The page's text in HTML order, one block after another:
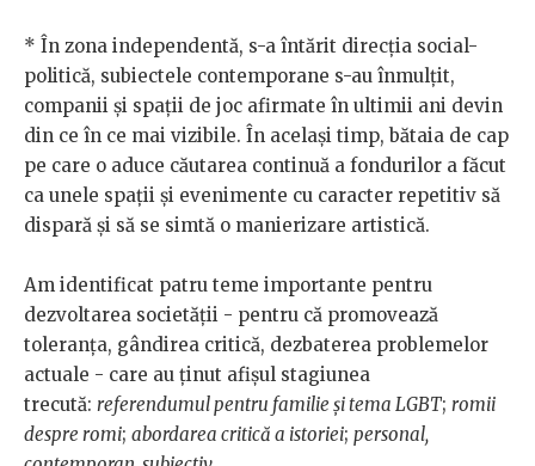
* În zona independentă, s-a întărit direcţia social-
politică, subiectele contemporane s-au înmulțit,
companii şi spaţii de joc afirmate în ultimii ani devin
din ce în ce mai vizibile. În acelaşi timp, bătaia de cap
pe care o aduce căutarea continuă a fondurilor a făcut
ca unele spaţii şi evenimente cu caracter repetitiv să
dispară şi să se simtă o manierizare artistică.
Am identificat patru teme importante pentru
dezvoltarea societăţii - pentru că promovează
toleranţa, gândirea critică, dezbaterea problemelor
actuale - care au ţinut afişul stagiunea
trecută: referendumul pentru familie și tema LGBT; romii
despre romi; abordarea critică a istoriei; personal,